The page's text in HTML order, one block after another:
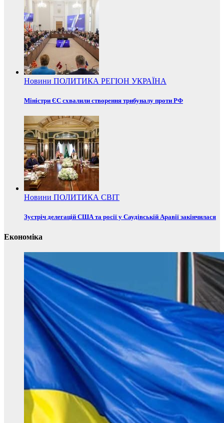
Новини ПОЛИТИКА РЕГІОН УКРАЇНА
Міністри ЄС схвалили створення трибуналу проти РФ
Новини ПОЛИТИКА СВІТ
Зустріч делегацій США та росії у Саудівській Аравії закінчилася
Економіка